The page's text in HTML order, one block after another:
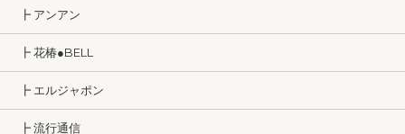
┣ アンアン
┣ 花椿●BELL
┣ エルジャポン
┣ 流行通信